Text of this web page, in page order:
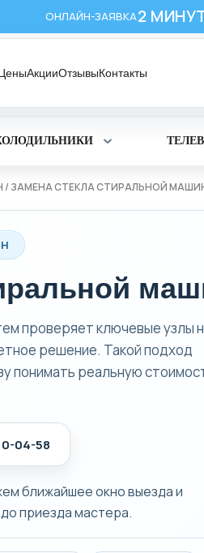
ОНЛАЙН-ЗАЯВКА2
АкцииОтзывыКонтакты
Раскрыть
/ ЗАМЕНА СТЕКЛА СТИРАЛЬНОЙ
проверяет ключевые узлы
решение. Такой подход
понимать реальную
04-58
ближайшее окно выезда и
приезда мастера.